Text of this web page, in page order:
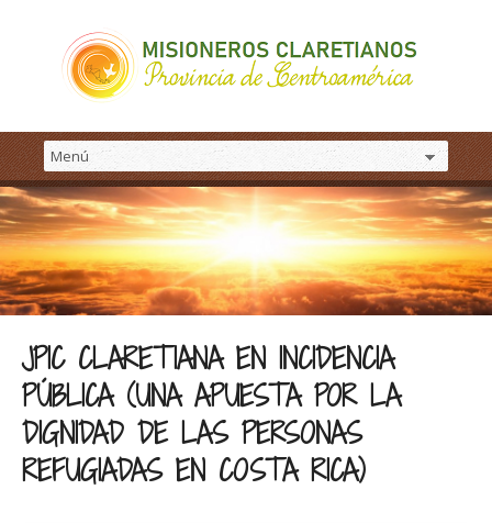
JPIC CLARETIANA EN INCIDENCIA
PÚBLICA (UNA APUESTA POR LA
DIGNIDAD DE LAS PERSONAS
REFUGIADAS EN COSTA RICA)